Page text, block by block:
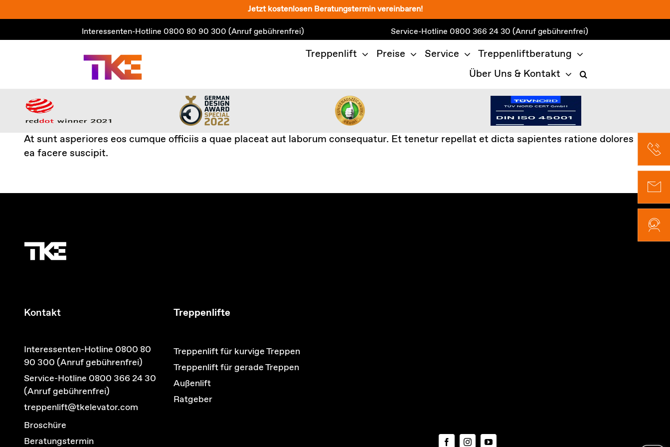
Inhalt
Jetzt kostenlosen Beratungstermin vereinbaren!
Interessenten-Hotline 0800 80 90 300 (Anruf gebührenfrei) Service-Hotline0800 366 24 30 (Anruf gebührenfrei)
Treppenlift Preise Service
Treppenliftberatung
Über Uns & Kontakt
At sunt asperiores eos cumque officiis a quae placeat aut laborum consequatur. Et tenetur repellat et dicta sapientes ratione dolores
ea facere suscipit.
Kontakt
Interessenten-Hotline 0800 80
90 300 (Anruf gebührenfrei)
Service-Hotline 0800 366 24 30
(Anruf gebührenfrei)
treppenlift@tkelevator.com
Broschüre
Beratungstermin
Treppenlifte
Treppenlift für kurvige Treppen
Treppenlift für gerade Treppen
Außenlift
Ratgeber